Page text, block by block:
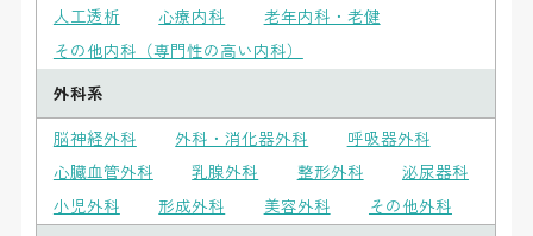
人工透析
心療内科
老年内科・老健
その他内科（専門性の高い内科）
外科系
脳神経外科
外科・消化器外科
呼吸器外科
心臓血管外科
乳腺外科 整形外科
泌尿器科
小児外科
形成外科 美容外科
その他外科